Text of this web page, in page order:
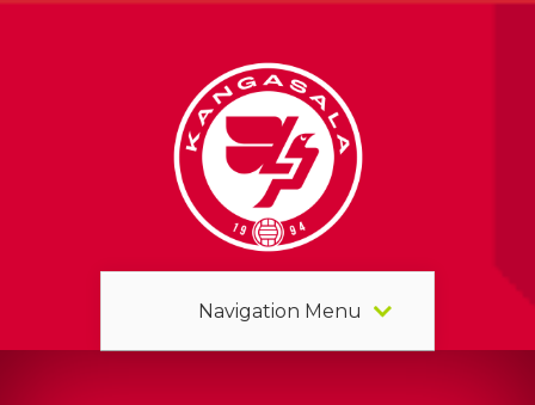
Navigation Menu